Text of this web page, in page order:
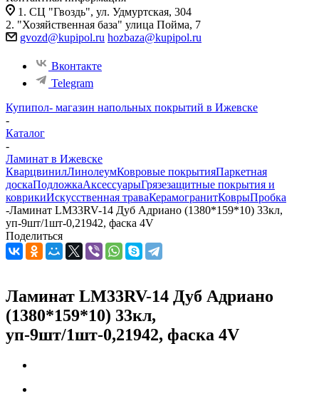
1. СЦ "Гвоздь", ул. Удмуртская, 304
2. "Хозяйственная база" улица Пойма, 7
gvozd@kupipol.ru hozbaza@kupipol.ru
Вконтакте
Telegram
Купипол- магазин напольных покрытий в Ижевске
-
Каталог
-
Ламинат в Ижевске
КварцвинилЛинолеумКовровые покрытияПаркетная
доскаПодложкаАксессуарыГрязезащитные покрытия и
коврикиИскусственная траваКерамогранитКоврыПробка
-Ламинат LM33RV-14 Дуб Адриано (1380*159*10) 33кл,
уп-9шт/1шт-0,21942, фаска 4V
Поделиться
Ламинат LM33RV-14 Дуб Адриано
(1380*159*10) 33кл,
уп-9шт/1шт-0,21942, фаска 4V